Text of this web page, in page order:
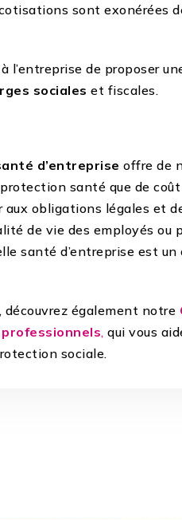
sont exonérées
de proposer
sociales et fiscales.
d’entreprise offre de
santé que de
aux obligations légales et
de vie des employés ou
santé d’entreprise est
découvrez également notre
, qui vous
sociale.